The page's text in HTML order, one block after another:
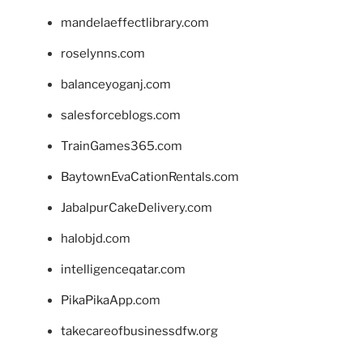
mandelaeffectlibrary.com
roselynns.com
balanceyoganj.com
salesforceblogs.com
TrainGames365.com
BaytownEvaCationRentals.com
JabalpurCakeDelivery.com
halobjd.com
intelligenceqatar.com
PikaPikaApp.com
takecareofbusinessdfw.org